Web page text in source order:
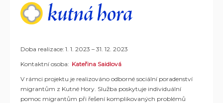
Doba realizace: 1. 1. 2023 – 31. 12. 2023
Kontaktní osoba: Kateřina Saidlová
V rámci projektu je realizováno odborné sociální poradenství
migrantům z Kutné Hory. Služba poskytuje individuální
pomoc migrantům při řešení komplikovaných problémů